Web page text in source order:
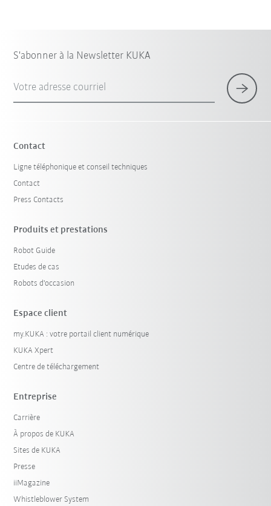
S'abonner à la Newsletter KUKA
Votre adresse courriel
Contact
Ligne téléphonique et conseil techniques
Contact
Press Contacts
Produits et prestations
Robot Guide
Etudes de cas
Robots d'occasion
Espace client
my.KUKA : votre portail client numérique
KUKA Xpert
Centre de téléchargement
Entreprise
Carrière
À propos de KUKA
Sites de KUKA
Presse
iiMagazine
Whistleblower System